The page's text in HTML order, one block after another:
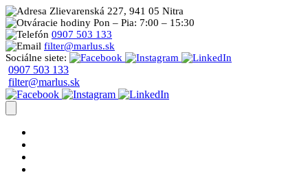
Zlievarenská 227, 941 05 Nitra
Pon – Pia: 7:00 – 15:30
0907 503 133
filter@marlus.sk
Sociálne siete:
0907 503 133
filter@marlus.sk